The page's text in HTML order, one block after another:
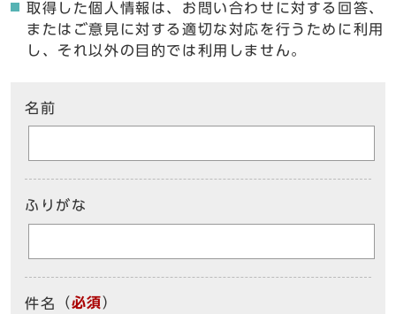
取得した個人情報は、お問い合わせに対する回答、
またはご意見に対する適切な対応を行うために利用
し、それ以外の目的では利用しません。
名前
ふりがな
件名 （必須）